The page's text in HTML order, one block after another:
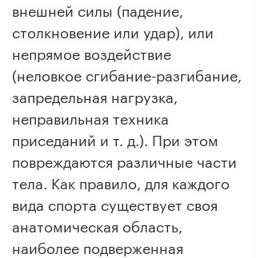
внешней силы (падение,
столкновение или удар), или
непрямое воздействие
(неловкое сгибание-разгибание,
запредельная нагрузка,
неправильная техника
приседаний и т. д.). При этом
повреждаются различные части
тела. Как правило, для каждого
вида спорта существует своя
анатомическая область,
наиболее подверженная